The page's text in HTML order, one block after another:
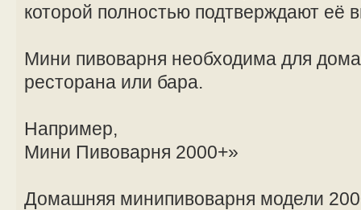
которой полностью подтверждают её
Мини пивоварня необходима для дома
ресторана или бара.
Например,
Мини Пивоварня 2000+»
Домашняя минипивоварня модели